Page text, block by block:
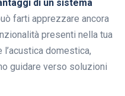
di un sistema
farti apprezzare ancora
presenti nella tua
domestica,
guidare verso soluzioni